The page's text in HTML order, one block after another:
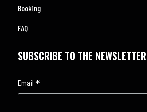
Booking
FAQ
SUBSCRIBE TO THE NEWSLETTER
Email *